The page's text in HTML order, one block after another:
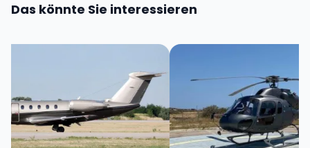
Das könnte Sie interessieren